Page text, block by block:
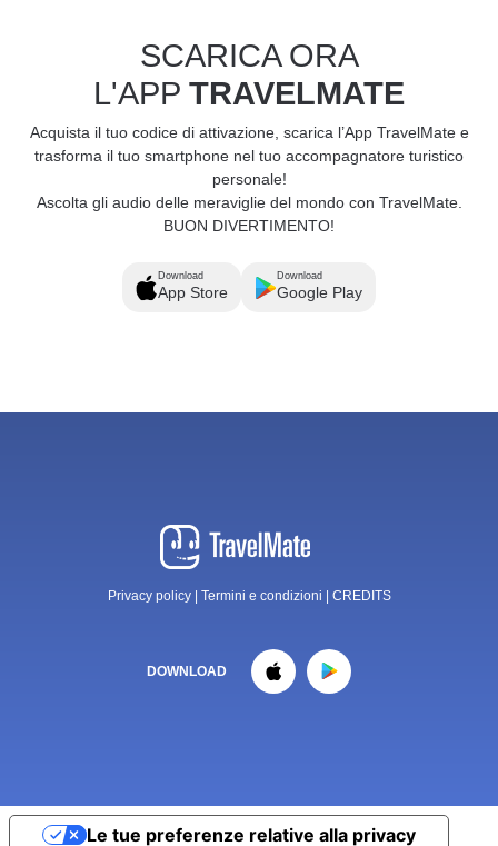
SCARICA ORA
L'APP TRAVELMATE
Acquista il tuo codice di attivazione, scarica l’App TravelMate e
trasforma il tuo smartphone nel tuo accompagnatore turistico
personale!
Ascolta gli audio delle meraviglie del mondo con TravelMate.
BUON DIVERTIMENTO!
Download
App Store
Download
Google Play
Privacy policy| Termini e condizioni CREDITS
DOWNLOAD
Le tue preferenze relative alla privacy